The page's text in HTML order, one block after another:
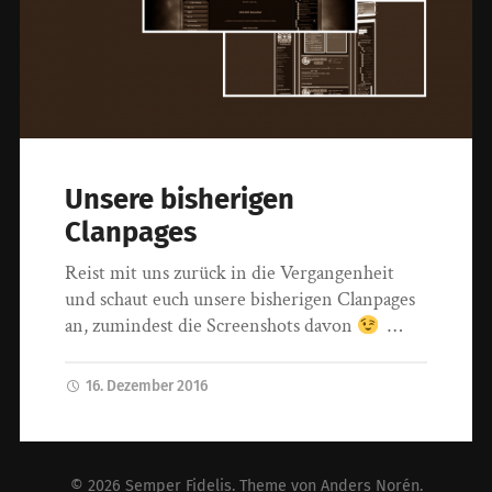
Unsere bisherigen
Clanpages
Reist mit uns zurück in die Vergangenheit
und schaut euch unsere bisherigen Clanpages
an, zumindest die Screenshots davon
…
16. Dezember 2016
© 2026 Semper Fidelis. Theme von Anders Norén.